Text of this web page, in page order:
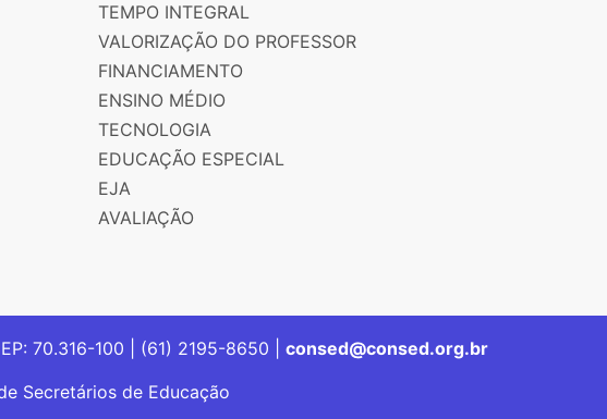
TEMPO INTEGRAL
VALORIZAÇÃO DO PROFESSOR
FINANCIAMENTO
ENSINO MÉDIO
TECNOLOGIA
EDUCAÇÃO ESPECIAL
EJA
AVALIAÇÃO
70.316-100 | (61) 2195-8650 | consed@consed.org.br
Secretários de Educação